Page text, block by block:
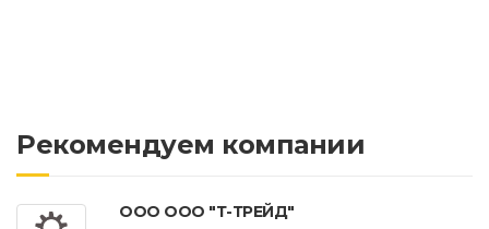
Рекомендуем компании
ООО ООО "Т-ТРЕЙД"